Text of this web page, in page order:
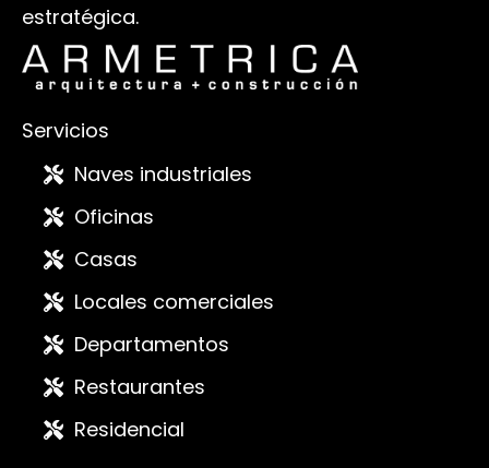
estratégica.
Servicios
Naves industriales
Oficinas
Casas
Locales comerciales
Departamentos
Restaurantes
Residencial